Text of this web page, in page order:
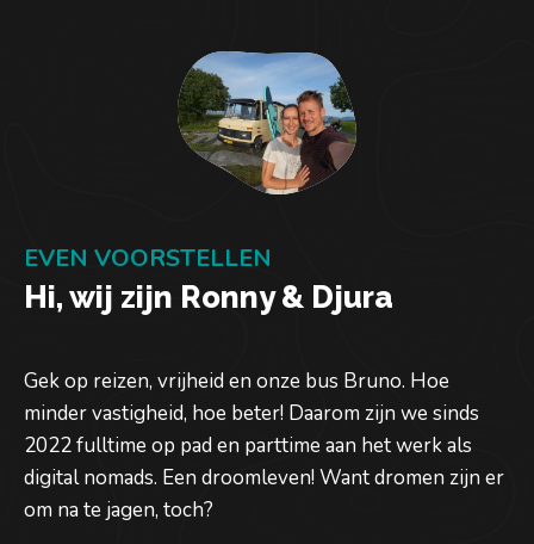
EVEN VOORSTELLEN
Hi, wij zijn Ronny & Djura
Gek op reizen, vrijheid en onze bus Bruno. Hoe
minder vastigheid, hoe beter! Daarom zijn we sinds
2022 fulltime op pad en parttime aan het werk als
digital nomads. Een droomleven! Want dromen zijn er
om na te jagen, toch?